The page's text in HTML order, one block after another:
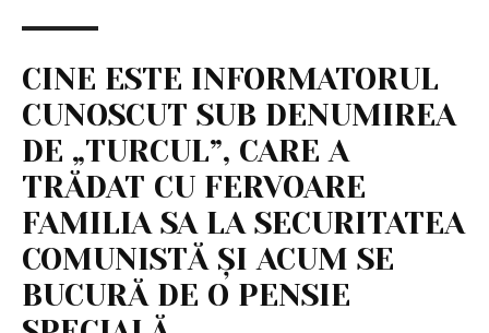
CINE ESTE INFORMATORUL
CUNOSCUT SUB DENUMIREA
DE „TURCUL”, CARE A
TRĂDAT CU FERVOARE
FAMILIA SA LA SECURITATEA
COMUNISTĂ ȘI ACUM SE
BUCURĂ DE O PENSIE